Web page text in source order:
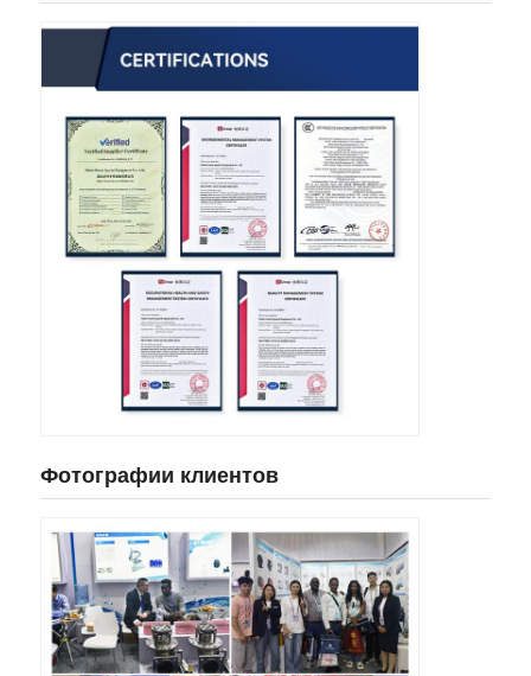
Фотографии клиентов